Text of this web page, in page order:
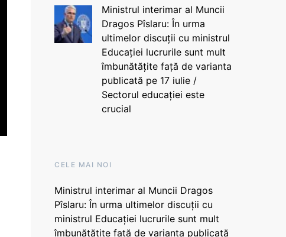
Ministrul interimar al Muncii
Dragos Pîslaru: În urma
ultimelor discuții cu ministrul
Educației lucrurile sunt mult
îmbunătățite față de varianta
publicată pe 17 iulie /
Sectorul educației este
crucial
CELE MAI NOI
Ministrul interimar al Muncii Dragos
Pîslaru: În urma ultimelor discuții cu
ministrul Educației lucrurile sunt mult
îmbunătățite față de varianta publicată